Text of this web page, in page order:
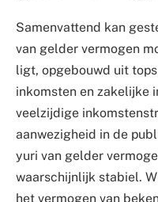
Samenvattend kan
van gelder vermogen
ligt, opgebouwd uit
inkomsten en zakelijke
veelzijdige
aanwezigheid in de
yuri van gelder
waarschijnlijk stabiel.
het vermogen van